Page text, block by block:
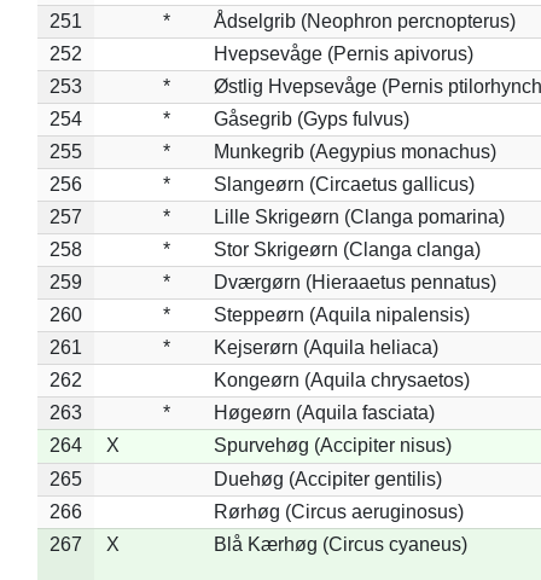
251
*
Ådselgrib (Neophron percnopterus)
252
Hvepsevåge (Pernis apivorus)
253
*
Østlig Hvepsevåge (Pernis
254
*
Gåsegrib (Gyps fulvus)
255
*
Munkegrib (Aegypius monachus)
256
*
Slangeørn (Circaetus gallicus)
257
*
Lille Skrigeørn (Clanga pomarina)
258
*
Stor Skrigeørn (Clanga clanga)
259
*
Dværgørn (Hieraaetus pennatus)
260
*
Steppeørn (Aquila nipalensis)
261
*
Kejserørn (Aquila heliaca)
262
Kongeørn (Aquila chrysaetos)
263
*
Høgeørn (Aquila fasciata)
264
X
Spurvehøg (Accipiter nisus)
265
Duehøg (Accipiter gentilis)
266
Rørhøg (Circus aeruginosus)
267
X Blå Kærhøg (Circus cyaneus)